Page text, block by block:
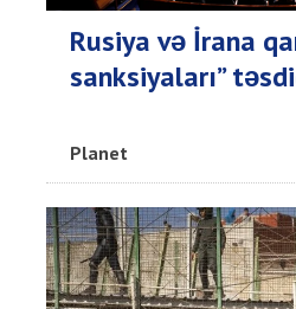
Rusiya və İrana
sanksiyaları”
Planet